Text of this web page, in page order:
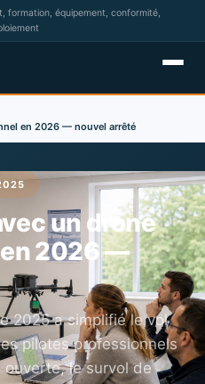
formation, équipement, conformité,
en 2026 — nouvel arrêté
un drone
2026 —
2025 a simplifié le vol
pilotes professionnels
ouverte, le survol de